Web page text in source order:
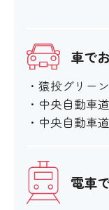
×
エスカレ
スロープ
車で
・猿投グリー
・中央自動車
・中央自動車
電車